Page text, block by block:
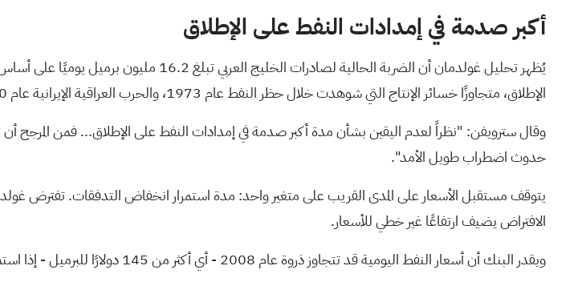
أكبر صدمة في إمدادات النفط على الإطلاق
يُظهر تحليل غولدمان أن الضربة الحالية
الإطلاق، متجاوزًا خسائر الإنتاج التي شوهدت خلال حظر النفط عام 1973، والحرب العراقية الإيرانية عام 1980، والغزو العراقي للكويت عام 1990.
وقال سترويفن: "نظراً لعدم اليقين بشأن مدة أكبر صدمة في إمدادات النفط على الإطلاق... فمن المرجح أن
حدوث اضطراب طويل الأمد".
الافتراض يضيف ارتفاعًا غير خطي للأسعار.
ويقدر البنك أن أسعار النفط اليومية قد تتجاوز ذروة عام 2008 - أي أكثر من 145 دولارًا للبرميل - إذا استمرت تدفقات مضيق تايوان عند مستوياتها الحالية حتى نهاية شهر مارس.